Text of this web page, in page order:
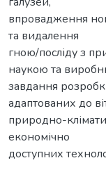
впровадження
та видалення
гною/посліду з
наукою та
завдання
адаптованих до
природно-
економічно
доступних